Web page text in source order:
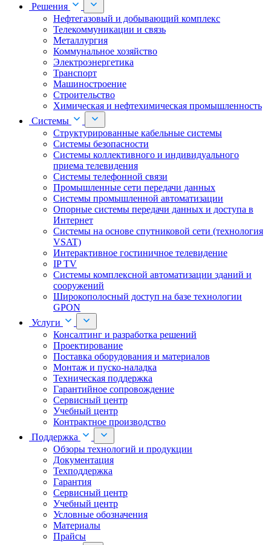
Решения
Нефтегазовый и добывающий комплекс
Телекоммуникации и связь
Металлургия
Коммунальное хозяйство
Электроэнергетика
Транспорт
Машиностроение
Строительство
Химическая и нефтехимическая промышленность
Системы
Структурированные кабельные системы
Системы безопасности
Системы коллективного и индивидуального
приема телевидения
Системы телефонной связи
Промышленные сети передачи данных
Системы промышленной автоматизации
Опорные системы передачи данных и доступа в
Интернет
Системы на основе спутниковой сети (технология
VSAT)
Интерактивное гостиничное телевидение
IP TV
Системы комплексной автоматизации зданий и
сооружений
Широкополосный доступ на базе технологии
GPON
Услуги
Консалтинг и разработка решений
Проектирование
Поставка оборудования и материалов
Монтаж и пуско-наладка
Техническая поддержка
Гарантийное сопровождение
Сервисный центр
Учебный центр
Контрактное производство
Поддержка
Обзоры технологий и продукции
Документация
Техподдержка
Гарантия
Сервисный центр
Учебный центр
Условные обозначения
Материалы
Прайсы